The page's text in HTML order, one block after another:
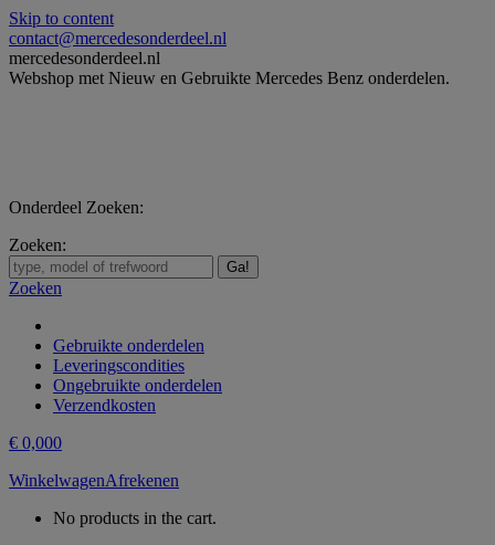
Skip to content
contact@mercedesonderdeel.nl
mercedesonderdeel.nl
Webshop met Nieuw en Gebruikte Mercedes Benz onderdelen.
Onderdeel Zoeken:
Zoeken:
Zoeken
Gebruikte onderdelen
Leveringscondities
Ongebruikte onderdelen
Verzendkosten
€ 0,000
WinkelwagenAfrekenen
No products in the cart.